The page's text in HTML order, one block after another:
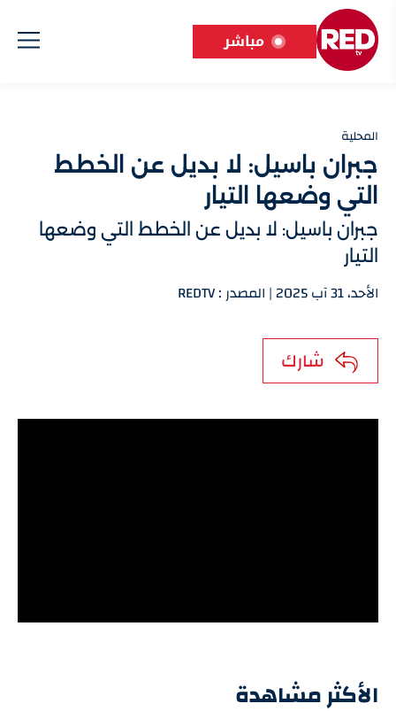
مباشر
المحلية
جبران باسيل: لا بديل عن الخطط
التي وضعها التيار
جبران باسيل: لا بديل عن الخطط التي وضعها
التيار
الأحد، 31 آب 2025 | المصدر : REDTV
شارك
الأكثر مشاهدة